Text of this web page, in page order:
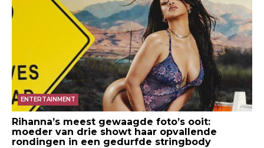
ENTERTAINMENT
Rihanna’s meest gewaagde foto’s ooit:
moeder van drie showt haar opvallende
rondingen in een gedurfde stringbody